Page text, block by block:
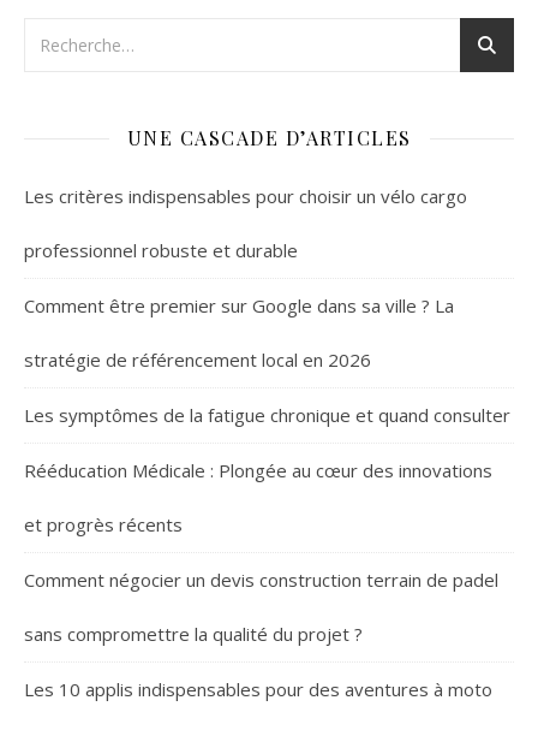
UNE CASCADE D’ARTICLES
Les critères indispensables pour choisir un vélo cargo
professionnel robuste et durable
Comment être premier sur Google dans sa ville ? La
stratégie de référencement local en 2026
Les symptômes de la fatigue chronique et quand consulter
Rééducation Médicale : Plongée au cœur des innovations
et progrès récents
Comment négocier un devis construction terrain de padel
sans compromettre la qualité du projet ?
Les 10 applis indispensables pour des aventures à moto